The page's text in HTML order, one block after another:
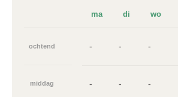
ma di wo
ochtend - - -
middag - - -